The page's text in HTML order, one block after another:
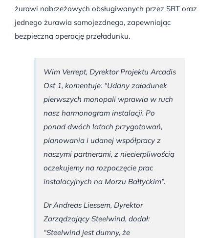
żurawi nabrzeżowych obsługiwanych przez SRT oraz
jednego żurawia samojezdnego, zapewniając
bezpieczną operację przeładunku.
Wim Verrept, Dyrektor Projektu Arcadis
Ost 1, komentuje: “Udany załadunek
pierwszych monopali wprawia w ruch
nasz harmonogram instalacji. Po
ponad dwóch latach przygotowań,
planowania i udanej współpracy z
naszymi partnerami, z niecierpliwością
oczekujemy na rozpoczęcie prac
instalacyjnych na Morzu Bałtyckim”.
Dr Andreas Liessem, Dyrektor
Zarządzający Steelwind, dodał:
“Steelwind jest dumny, że